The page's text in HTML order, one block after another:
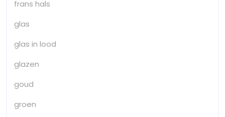
frans hals
glas
glas in lood
glazen
goud
groen